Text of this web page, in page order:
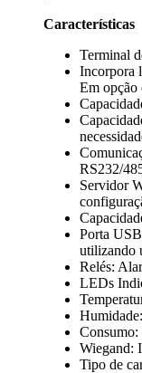
Características
Terminal
Incorpora
Em
RS232/
Servidor
Porta
utilizando
Relés:
LEDs
Wiegand:
Tipo de